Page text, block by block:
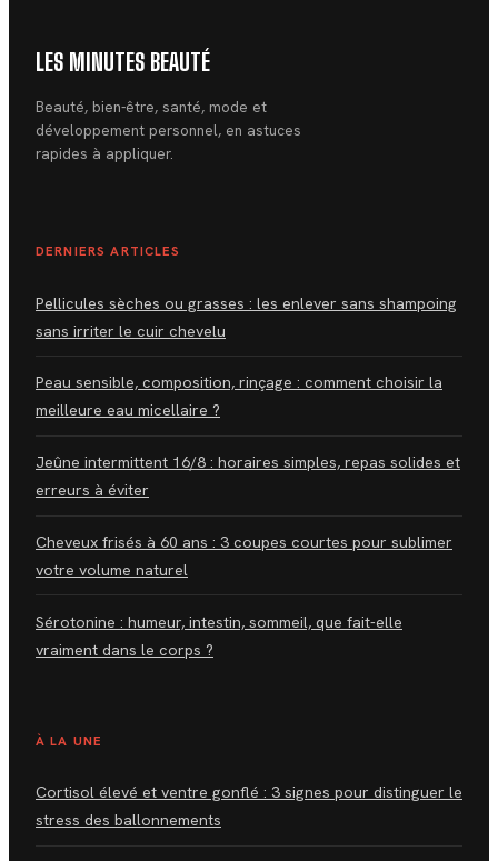
LES MINUTES BEAUTÉ
Beauté, bien-être, santé, mode et
développement personnel, en astuces
rapides à appliquer.
DERNIERS ARTICLES
Pellicules sèches ou grasses : les enlever sans shampoing
sans irriter le cuir chevelu
Peau sensible, composition, rinçage : comment choisir la
meilleure eau micellaire ?
Jeûne intermittent 16/8 : horaires simples, repas solides et
erreurs à éviter
Cheveux frisés à 60 ans : 3 coupes courtes pour sublimer
votre volume naturel
Sérotonine : humeur, intestin, sommeil, que fait-elle
vraiment dans le corps ?
À LA UNE
Cortisol élevé et ventre gonflé : 3 signes pour distinguer le
stress des ballonnements